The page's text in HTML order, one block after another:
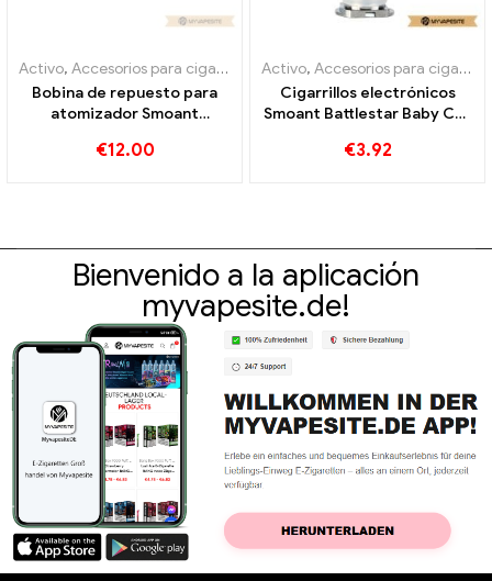
Activo, Accesorios para cigarrillos electrónicos ,Evaporador
Bobina de repuesto para
atomizador Smoant
unidades por paquete,
€12.00
Activo, Accesorios para cigarrillos electrónicos
Cigarrillos electrónicos
Smoant Battlestar Baby Coil
€3.92
Bienvenido a la aplicación
myvapesite.de!